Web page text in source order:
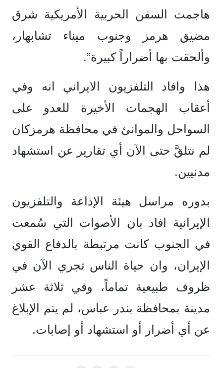
هاجمت السفن الحربية الأمريكية شرق
مضيق هرمز وجنوب ميناء تشابهار،
وألحقت بها أضراراً كبيرة”.
هذا وافاد التلفزيون الايراني انه وفي
أعقاب الهجمات الأخيرة للعدو على
السواحل والموانئ في محافظة هرمزكان
لم نتلقَّ حتى الآن أي تقارير عن استشهاد
مدنيين.
بدوره مراسل هيئة الإذاعة والتلفزيون
الإيرانية افاد بان الأصوات التي سُمعت
في الجنوب كانت مرتبطة بالدفاع القوي
الإيران، وان ⁠حياة الناس تجري الآن في
ظروف طبيعية تماماً، وفي ثلاثة عشر
مدينة بمحافظة بندر عباس، لم يتم الإبلاغ
عن أي أضرار أو استشهاد أو إصابات.